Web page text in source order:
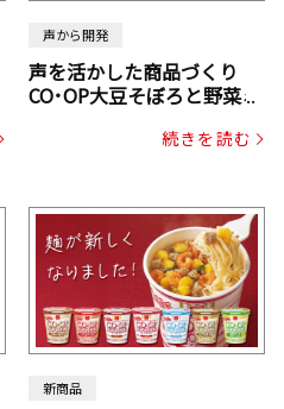
声から開発
声を活かした商品づくり
CO･OP大豆そぼろと野菜ミ
じん・コーン入り）続きを読む
新商品